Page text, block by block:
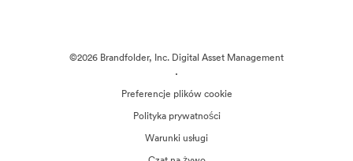
©2026 Brandfolder, Inc. Digital Asset Management
·
Preferencje plików cookie
Polityka prywatności
Warunki usługi